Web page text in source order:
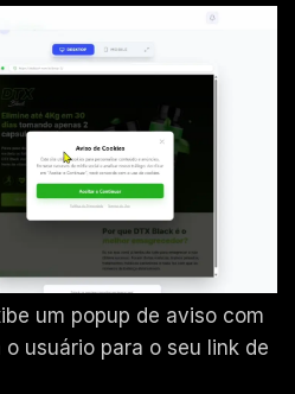
um popup de aviso com
usuário para o seu link de